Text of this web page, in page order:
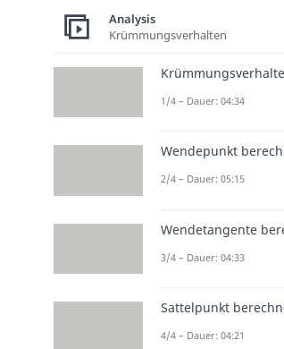
Analysis
Krümmungsverhalten
1/4 – Dauer: 04:34
Wendepunkt
2/4 – Dauer: 05:15
Wendetangente
3/4 – Dauer: 04:33
Sattelpunkt
4/4 – Dauer: 04:21